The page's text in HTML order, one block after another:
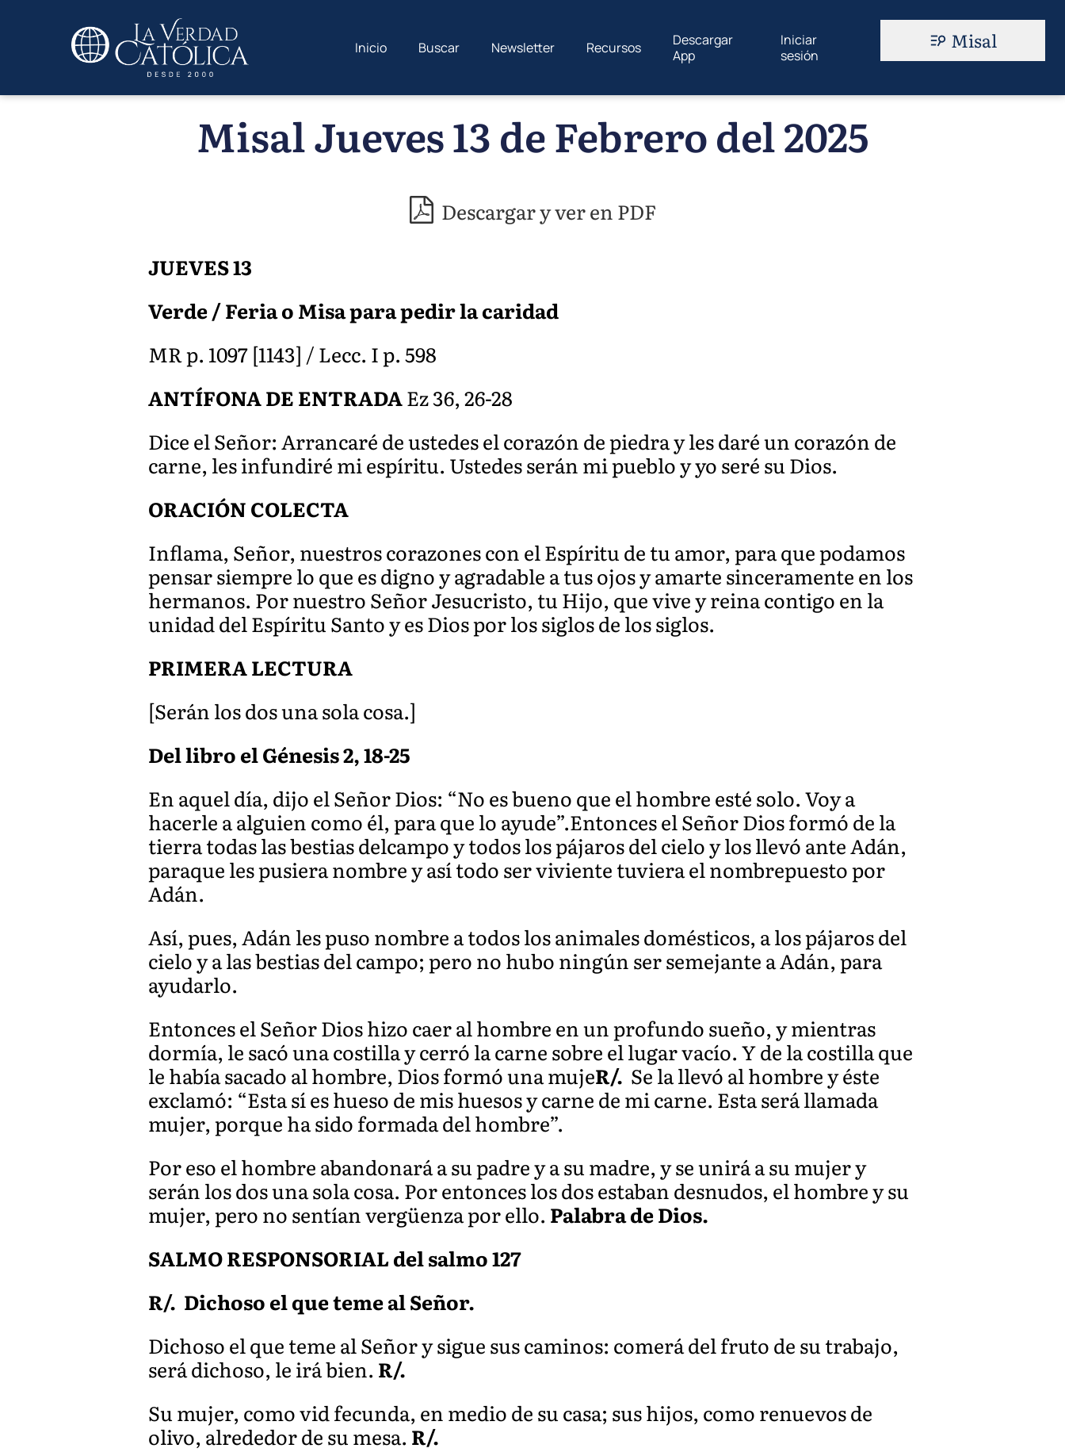
Inicio Buscar Newsletter Recursos
Descargar
App
Iniciar
sesión
Misal
Misal Jueves 13 de Febrero del 2025
Descargar y ver en PDF
JUEVES 13
Verde / Feria o Misa para pedir la caridad
MR p. 1097 [1143] / Lecc. I p. 598
ANTÍFONA DE ENTRADAEz 36, 26-28
Dice el Señor: Arrancaré de ustedes el corazón de piedra y les daré un corazón de
carne, les infundiré mi espíritu. Ustedes serán mi pueblo y yo seré su Dios.
ORACIÓN COLECTA
Inflama, Señor, nuestros corazones con el Espíritu de tu amor, para que podamos
pensar siempre lo que es digno y agradable a tus ojos y amarte sinceramente en los
hermanos. Por nuestro Señor Jesucristo, tu Hijo, que vive y reina contigo en la
unidad del Espíritu Santo y es Dios por los siglos de los siglos.
PRIMERA LECTURA
[Serán los dos una sola cosa.]
Del libro el Génesis 2, 18-25
En aquel día, dijo el Señor Dios: “No es bueno que el hombre esté solo. Voy a
hacerle a alguien como él, para que lo ayude”.Entonces el Señor Dios formó de la
tierra todas las bestias delcampo y todos los pájaros del cielo y los llevó ante Adán,
paraque les pusiera nombre y así todo ser viviente tuviera el nombrepuesto por
Adán.
Así, pues, Adán les puso nombre a todos los animales domésticos, a los pájaros del
cielo y a las bestias del campo; pero no hubo ningún ser semejante a Adán, para
ayudarlo.
Entonces el Señor Dios hizo caer al hombre en un profundo sueño, y mientras
dormía, le sacó una costilla y cerró la carne sobre el lugar vacío. Y de la costilla que
le había sacado al hombre, Dios formó una mujeR/. Se la llevó al hombre y éste
exclamó: “Esta sí es hueso de mis huesos y carne de mi carne. Esta será llamada
mujer, porque ha sido formada del hombre”.
Por eso el hombre abandonará a su padre y a su madre, y se unirá a su mujer y
serán los dos una sola cosa. Por entonces los dos estaban desnudos, el hombre y su
mujer, pero no sentían vergüenza por ello. Palabra de Dios.
SALMO RESPONSORIAL del salmo 127
R/. Dichoso el que teme al Señor.
Dichoso el que teme al Señor y sigue sus caminos: comerá del fruto de su trabajo,
será dichoso, le irá bien. R/.
Su mujer, como vid fecunda, en medio de su casa; sus hijos, como renuevos de
olivo, alrededor de su mesa. R/.